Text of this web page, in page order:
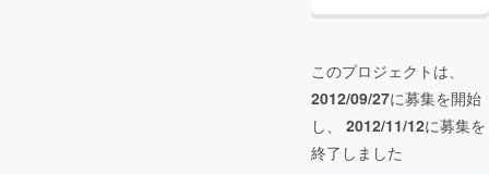
このプロジェクトは、
2012/09/27に募集を開始
し、 2012/11/12に募集を
終了しました